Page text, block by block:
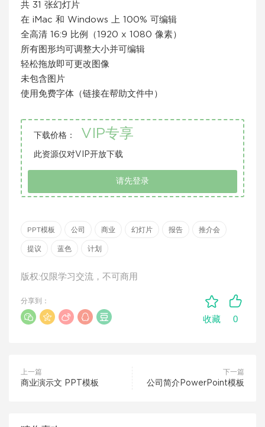
共 31 张幻灯片
在 iMac 和 Windows 上 100% 可编辑
全高清 16:9 比例（1920 x 1080 像素）
所有图形均可调整大小并可编辑
轻松拖放即可更改图像
未包含图片
使用免费字体（链接在帮助文件中）
下载价格： VIP专享
此资源仅对VIP开放下载
请先登录
PPT模板 公司 商业 幻灯片 报告 推介会
提议 蓝色 计划
版权:仅限学习交流，不可商用
收藏 0
分享到：
上一篇
商业演示文 PPT模板
下一篇
公司简介PowerPoint模板